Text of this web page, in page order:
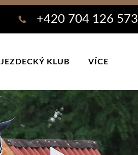
JEZDECKÝ KLUB VÍCE
+420 704 126 573